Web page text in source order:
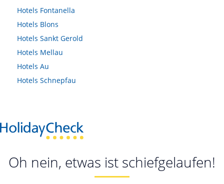
Hotels Fontanella
Hotels Blons
Hotels Sankt Gerold
Hotels Mellau
Hotels Au
Hotels Schnepfau
Oh nein, etwas ist schiefgelaufen!